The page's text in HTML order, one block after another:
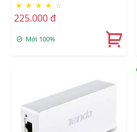
★ ★ ★ ★ ☆
225.000 đ
Mới 100%